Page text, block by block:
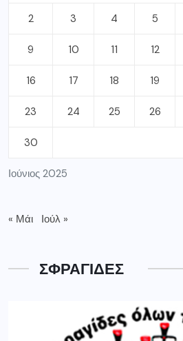
Ιούνιος 2025
2 3 4 5
9 10 11 12
16 17 18 19
23 24 25 26
30
« Μάι Ιούλ »
ΣΦΡΑΓΙΔΕΣ